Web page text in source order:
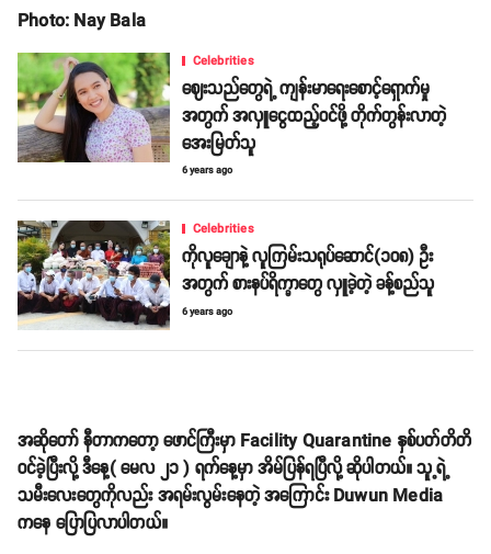
Photo: Nay Bala
Celebrities
ဈေးသည်တွေရဲ့ ကျန်းမာရေးစောင့်ရှောက်မှု
အတွက် အလှူငွေထည့်ဝင်ဖို့ တိုက်တွန်းလာတဲ့
အေးမြတ်သူ
6 years ago
Celebrities
ကိုလူချောနဲ့ လူကြမ်းသရုပ်ဆောင်(၁၀၈) ဦး
အတွက် စားနပ်ရိက္ခာတွေ လှူခဲ့တဲ့ ခန့်စည်သူ
6 years ago
အဆိုတော် နီတာကတော့ ဖောင်ကြီးမှာ Facility Quarantine နှစ်ပတ်တိတိ
ဝင်ခဲ့ပြီးလို့ ဒီနေ့( မေလ ၂၁ ) ရက်နေ့မှာ အိမ်ပြန်ရပြီလို့ ဆိုပါတယ်။ သူ့ရဲ့
သမီးလေးတွေကိုလည်း အရမ်းလွမ်းနေတဲ့ အကြောင်း Duwun Media
ကနေ ပြောပြလာပါတယ်။